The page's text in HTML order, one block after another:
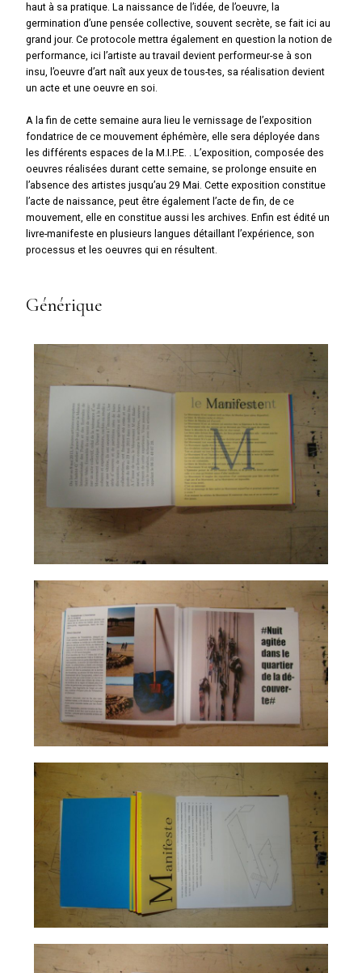
haut à sa pratique. La naissance de l’idée, de l’oeuvre, la
germination d’une pensée collective, souvent secrète, se fait ici au
grand jour. Ce protocole mettra également en question la notion de
performance, ici l’artiste au travail devient performeur-se à son
insu, l’oeuvre d’art naît aux yeux de tous-tes, sa réalisation devient
un acte et une oeuvre en soi.
A la fin de cette semaine aura lieu le vernissage de l’exposition
fondatrice de ce mouvement éphémère, elle sera déployée dans
les différents espaces de la M.I.P.E. . L’exposition, composée des
oeuvres réalisées durant cette semaine, se prolonge ensuite en
l’absence des artistes jusqu’au 29 Mai. Cette exposition constitue
l’acte de naissance, peut être également l’acte de fin, de ce
mouvement, elle en constitue aussi les archives. Enfin est édité un
livre-manifeste en plusieurs langues détaillant l’expérience, son
processus et les oeuvres qui en résultent.
Générique